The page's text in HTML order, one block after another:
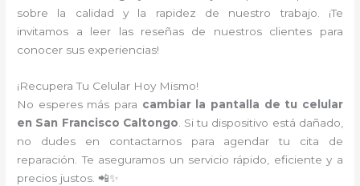
sobre la calidad y la rapidez de nuestro trabajo. ¡Te
invitamos a leer las reseñas de nuestros clientes para
conocer sus experiencias!
¡Recupera Tu Celular Hoy Mismo!
No esperes más para cambiar la pantalla de tu celular
en San Francisco Caltongo. Si tu dispositivo está dañado,
no dudes en contactarnos para agendar tu cita de
reparación. Te aseguramos un servicio rápido, eficiente y a
precios justos. 📲✨